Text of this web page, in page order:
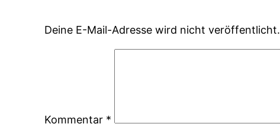
Deine E-Mail-Adresse wird nicht veröffentlicht.
Kommentar *